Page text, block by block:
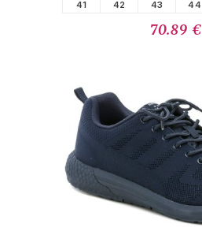
41 42 43 44
70.89 €